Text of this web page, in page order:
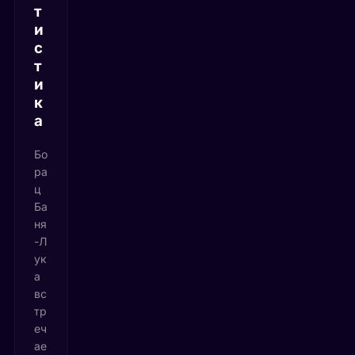
т
и
с
т
и
к
а
Бо
ра
ц
Ба
ня
-Л
ук
а
вс
тр
еч
ае